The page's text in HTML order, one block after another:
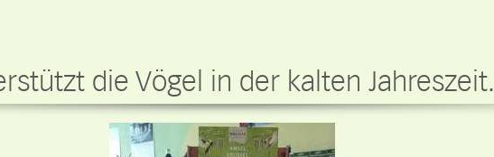
die Vögel in der kalten Jahreszeit.